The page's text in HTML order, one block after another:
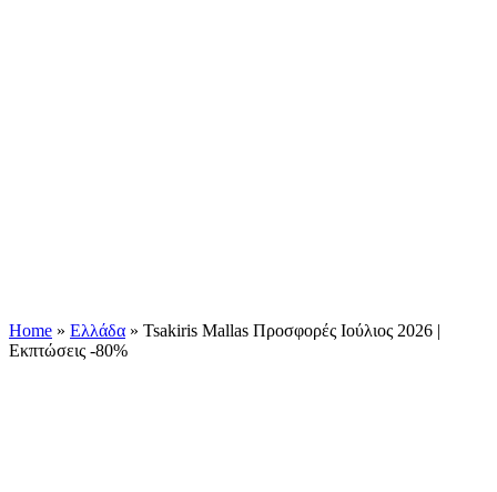
Home » Ελλάδα » Tsakiris Mallas Προσφορές Ιούλιος 2026 |
Εκπτώσεις -80%